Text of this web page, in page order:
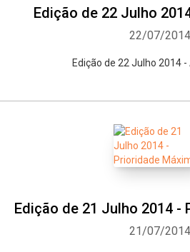
Edição de 22 Julho
22/07/2014
Edição de 22 Julho 2014
Edição de 21 Julho 2014 -
21/07/2014